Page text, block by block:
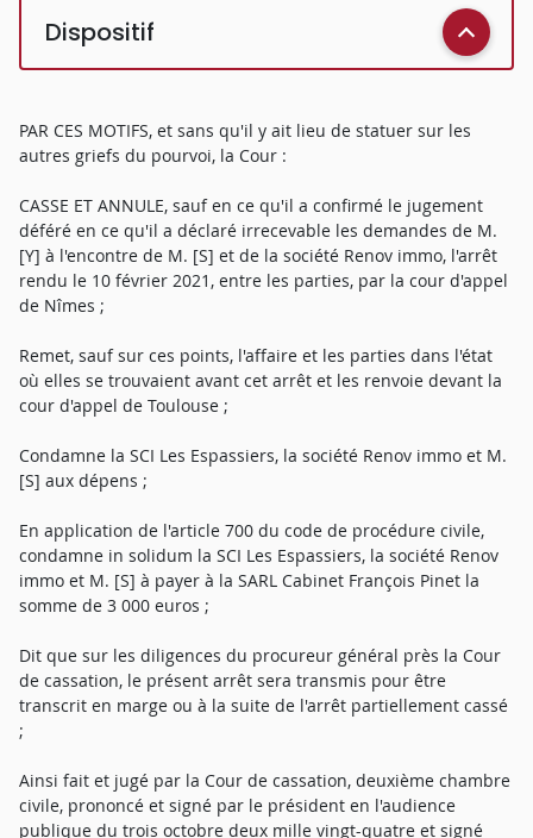
Dispositif
PAR CES MOTIFS, et sans qu'il y ait lieu de statuer sur les
autres griefs du pourvoi, la Cour :
CASSE ET ANNULE, sauf en ce qu'il a confirmé le jugement
déféré en ce qu'il a déclaré irrecevable les demandes de M.
[Y] à l'encontre de M. [S] et de la société Renov immo, l'arrêt
rendu le 10 février 2021, entre les parties, par la cour d'appel
de Nîmes ;
Remet, sauf sur ces points, l'affaire et les parties dans l'état
où elles se trouvaient avant cet arrêt et les renvoie devant la
cour d'appel de Toulouse ;
Condamne la SCI Les Espassiers, la société Renov immo et M.
[S] aux dépens ;
En application de l'article 700 du code de procédure civile,
condamne in solidum la SCI Les Espassiers, la société Renov
immo et M. [S] à payer à la SARL Cabinet François Pinet la
somme de 3 000 euros ;
Dit que sur les diligences du procureur général près la Cour
de cassation, le présent arrêt sera transmis pour être
transcrit en marge ou à la suite de l'arrêt partiellement cassé
;
Ainsi fait et jugé par la Cour de cassation, deuxième chambre
civile, prononcé et signé par le président en l'audience
publique du trois octobre deux mille vingt-quatre et signé